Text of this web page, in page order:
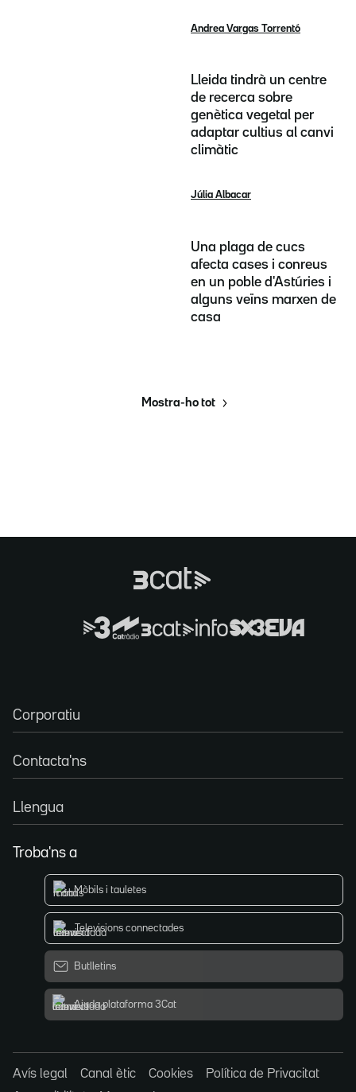
Andrea Vargas Torrentó
Lleida tindrà un centre
de recerca sobre
genètica vegetal per
adaptar cultius al canvi
climàtic
Júlia Albacar
Una plaga de cucs
afecta cases i conreus
en un poble d'Astúries i
alguns veïns marxen de
casa
Mostra-ho tot
Corporatiu
Contacta'ns
Llengua
Troba'ns a
Mòbils i tauletes
Televisions connectades
Butlletins
Ajuda plataforma 3Cat
Avís legal Canal ètic Cookies
Política de Privacitat